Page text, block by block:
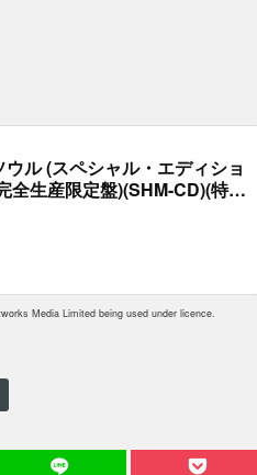
ル (スペシャル・エディショ
全生産限定盤)(SHM-CD)(特
Media Limited being used under licence.